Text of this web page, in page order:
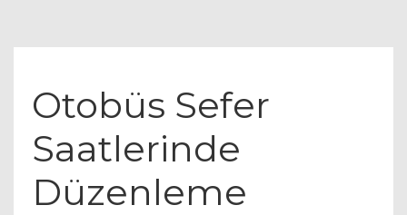
Otobüs Sefer
Saatlerinde
Düzenleme